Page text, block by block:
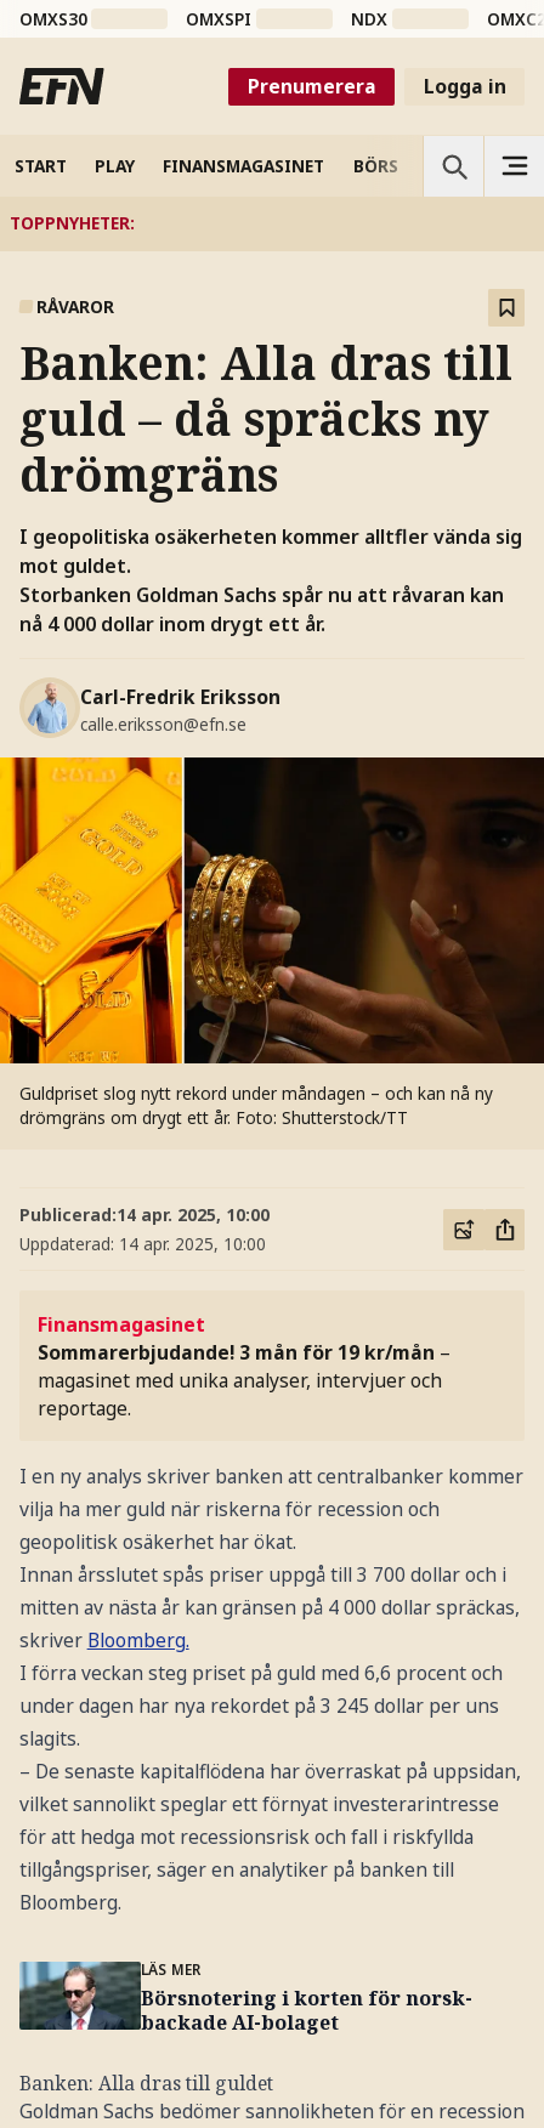
OMXS30 OMXSPI NDX
Prenumerera Logga in
START PLAY FINANSMAGASINET BÖRS VETENSKAP
TOPPNYHETER:
RÅVAROR
Banken: Alla dras till
guld – då spräcks ny
drömgräns
I geopolitiska osäkerheten kommer alltfler vända sig
mot guldet.
Storbanken Goldman Sachs spår nu att råvaran kan
nå 4 000 dollar inom drygt ett år.
Carl-Fredrik Eriksson
calle.eriksson@efn.se
Guldpriset slog nytt rekord under måndagen – och kan nå ny
drömgräns om drygt ett år. Foto: Shutterstock/TT
Publicerad:14 apr. 2025, 10:00
Uppdaterad: 14 apr. 2025, 10:00
Finansmagasinet
Sommarerbjudande! 3 mån för 19 kr/mån –
magasinet med unika analyser, intervjuer och
reportage.
I en ny analys skriver banken att centralbanker kommer
vilja ha mer guld när riskerna för recession och
geopolitisk osäkerhet har ökat.
Innan årsslutet spås priser uppgå till 3 700 dollar och i
mitten av nästa år kan gränsen på 4 000 dollar spräckas,
skriver Bloomberg.
I förra veckan steg priset på guld med 6,6 procent och
under dagen har nya rekordet på 3 245 dollar per uns
slagits.
– De senaste kapitalflödena har överraskat på uppsidan,
vilket sannolikt speglar ett förnyat investerarintresse
för att hedga mot recessionsrisk och fall i riskfyllda
tillgångspriser, säger en analytiker på banken till
Bloomberg.
LÄS MER
Börsnotering i korten för norsk-
backade AI-bolaget
Banken: Alla dras till guldet
Goldman Sachs bedömer sannolikheten för en recession